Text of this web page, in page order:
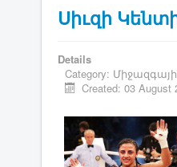
Սիւզի
Details
Category:
Created: 03 August